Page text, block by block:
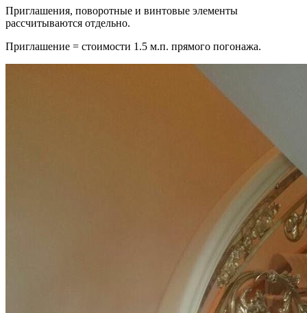
Приглашения, поворотные и винтовые элементы
рассчитываются отдельно.
Приглашение = стоимости 1.5 м.п. прямого погонажа.